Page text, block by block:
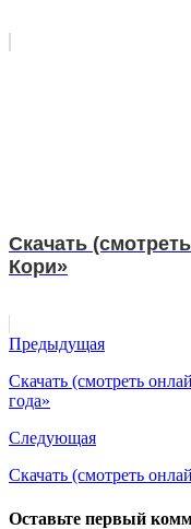
Скачать
Кори»
Предыдущая
Скачать (смотреть
года»
Следующая
Скачать (смотреть
Оставьте первый